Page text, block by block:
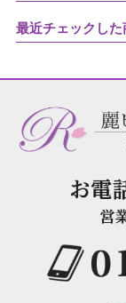
最近チェックした